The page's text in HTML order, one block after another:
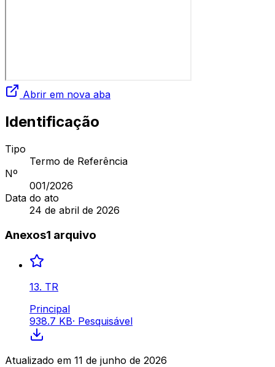
Abrir em nova aba
Identificação
Tipo
Termo de Referência
Nº
001/2026
Data do ato
24 de abril de 2026
Anexos1 arquivo
13. TR
Principal
938.7 KB· Pesquisável
Atualizado em 11 de junho de 2026